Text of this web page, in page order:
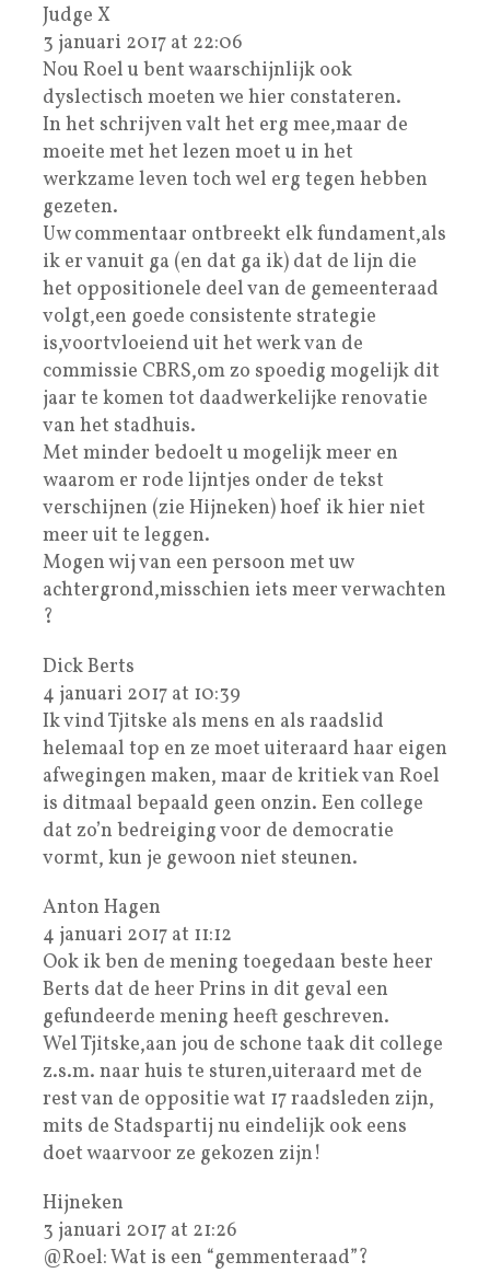
Judge X
3 januari 2017 at 22:06
Nou Roel u bent waarschijnlijk ook
dyslectisch moeten we hier constateren.
In het schrijven valt het erg mee,maar de
moeite met het lezen moet u in het
werkzame leven toch wel erg tegen hebben
gezeten.
Uw commentaar ontbreekt elk fundament,als
ik er vanuit ga (en dat ga ik) dat de lijn die
het oppositionele deel van de gemeenteraad
volgt,een goede consistente strategie
is,voortvloeiend uit het werk van de
commissie CBRS,om zo spoedig mogelijk dit
jaar te komen tot daadwerkelijke renovatie
van het stadhuis.
Met minder bedoelt u mogelijk meer en
waarom er rode lijntjes onder de tekst
verschijnen (zie Hijneken) hoef ik hier niet
meer uit te leggen.
Mogen wij van een persoon met uw
achtergrond,misschien iets meer verwachten
?
Dick Berts
4 januari 2017 at 10:39
Ik vind Tjitske als mens en als raadslid
helemaal top en ze moet uiteraard haar eigen
afwegingen maken, maar de kritiek van Roel
is ditmaal bepaald geen onzin. Een college
dat zo’n bedreiging voor de democratie
vormt, kun je gewoon niet steunen.
Anton Hagen
4 januari 2017 at 11:12
Ook ik ben de mening toegedaan beste heer
Berts dat de heer Prins in dit geval een
gefundeerde mening heeft geschreven.
Wel Tjitske,aan jou de schone taak dit college
z.s.m. naar huis te sturen,uiteraard met de
rest van de oppositie wat 17 raadsleden zijn,
mits de Stadspartij nu eindelijk ook eens
doet waarvoor ze gekozen zijn!
Hijneken
3 januari 2017 at 21:26
@Roel: Wat is een “gemmenteraad”?